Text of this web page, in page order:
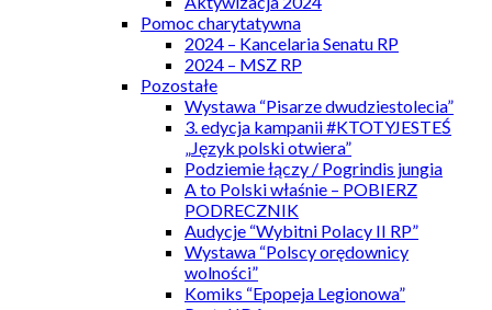
Pomoc charytatywna
2024 – Kancelaria Senatu RP
2024 – MSZ RP
Pozostałe
Wystawa “Pisarze dwudziestolecia”
3. edycja kampanii #KTOTYJESTEŚ
„Język polski otwiera”
Podziemie łączy / Pogrindis jungia
A to Polski właśnie – POBIERZ
PODRECZNIK
Audycje “Wybitni Polacy II RP”
Wystawa “Polscy orędownicy
wolności”
Komiks “Epopeja Legionowa”